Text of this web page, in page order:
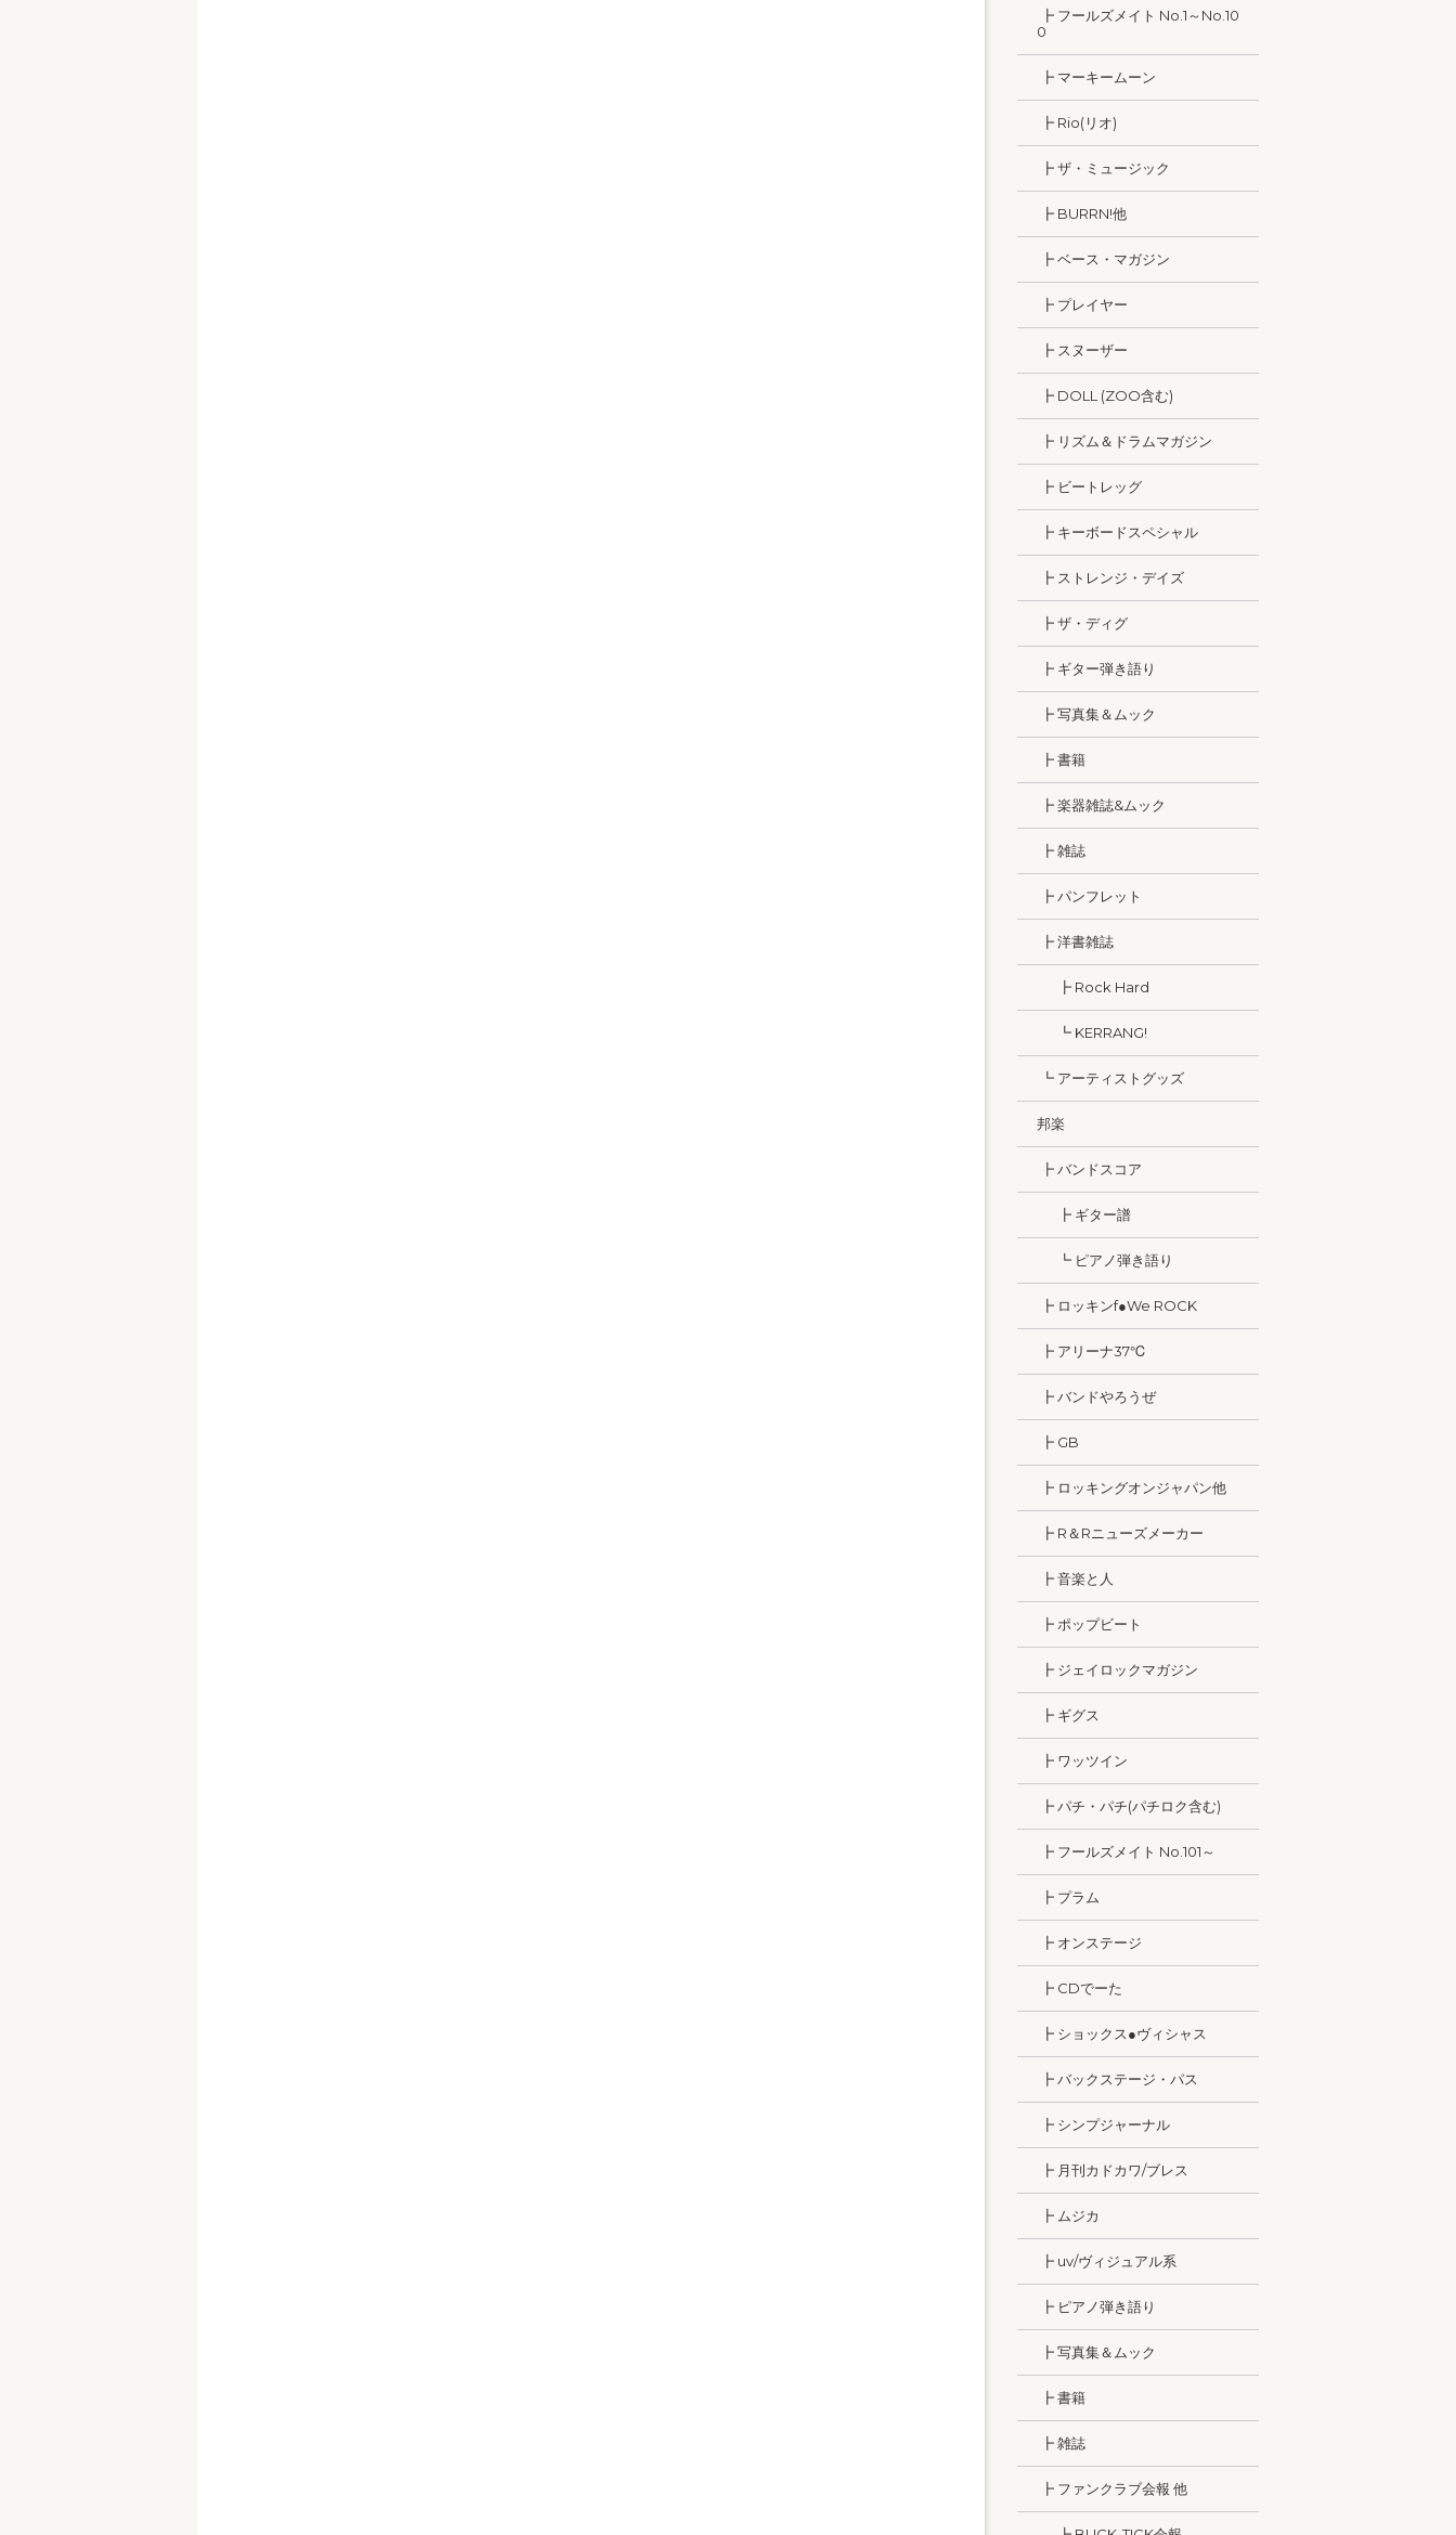
┣ フールズメイト No.1～No.10
0
┣ マーキームーン
┣ Rio(リオ)
┣ ザ・ミュージック
┣ BURRN!他
┣ ベース・マガジン
┣ プレイヤー
┣ スヌーザー
┣ DOLL (ZOO含む)
┣ リズム＆ドラムマガジン
┣ ビートレッグ
┣ キーボードスペシャル
┣ ストレンジ・デイズ
┣ ザ・ディグ
┣ ギター弾き語り
┣ 写真集＆ムック
┣ 書籍
┣ 楽器雑誌&ムック
┣ 雑誌
┣ パンフレット
┣ 洋書雑誌
┣ Rock Hard
┗ KERRANG!
┗ アーティストグッズ
邦楽
┣ バンドスコア
┣ ギター譜
┗ ピアノ弾き語り
┣ ロッキンf●We ROCK
┣ アリーナ37℃
┣ バンドやろうぜ
┣ GB
┣ ロッキングオンジャパン他
┣ R＆Rニューズメーカー
┣ 音楽と人
┣ ポップビート
┣ ジェイロックマガジン
┣ ギグス
┣ ワッツイン
┣ パチ・パチ(パチロク含む)
┣ フールズメイト No.101～
┣ プラム
┣ オンステージ
┣ CDでーた
┣ ショックス●ヴィシャス
┣ バックステージ・パス
┣ シンプジャーナル
┣ 月刊カドカワ/ブレス
┣ ムジカ
┣ uv/ヴィジュアル系
┣ ピアノ弾き語り
┣ 写真集＆ムック
┣ 書籍
┣ 雑誌
┣ ファンクラブ会報 他